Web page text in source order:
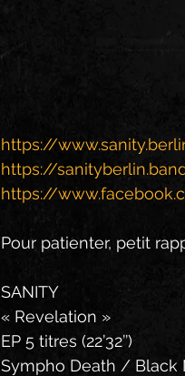
https://
https://
https://
Pour patienter, petit
SANITY
« Revelation »
EP 5 titres (22’32’’)
Sympho Death / Black